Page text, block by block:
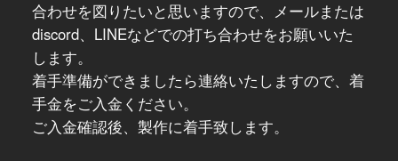
合わせを図りたいと思いますので、メールまたは
discord、LINEなどでの打ち合わせをお願いいた
します。
着手準備ができましたら連絡いたしますので、着
手金をご入金ください。
ご入金確認後、製作に着手致します。